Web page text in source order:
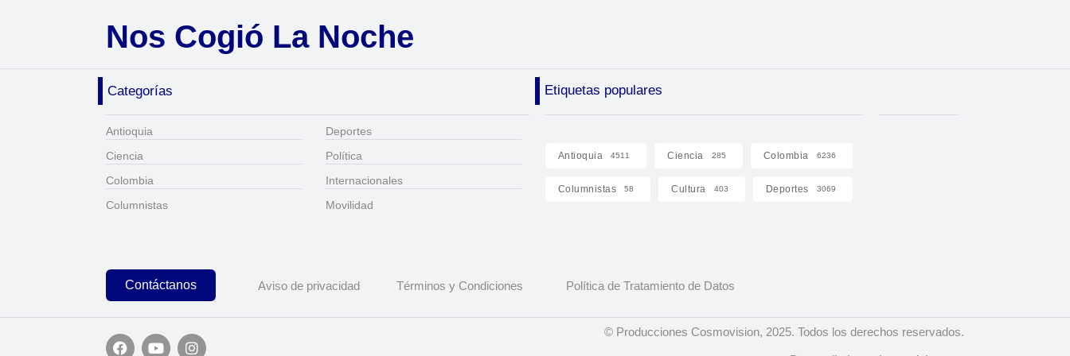
Nos Cogió La Noche
Categorías Etiquetas populares
Antioquia
Ciencia
Colombia
Columnistas
Deportes
Política
Internacionales
Movilidad
Antioquia 4511 Ciencia 285 Colombia 6236
Columnistas 58 Cultura 403 Deportes 3069
Contáctanos Aviso de privacidad Términos y Condiciones Política de Tratamiento de Datos
© Producciones Cosmovision, 2025. Todos los derechos reservados.